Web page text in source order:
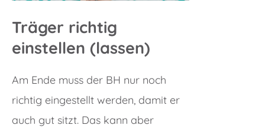
Träger richtig
einstellen (lassen)
Am Ende muss der BH nur noch
richtig eingestellt werden, damit er
auch gut sitzt. Das kann aber